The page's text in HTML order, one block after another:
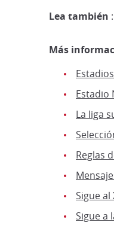
Lea también :
Más
Estadio
La liga
Reglas
Sigue
Sigue a